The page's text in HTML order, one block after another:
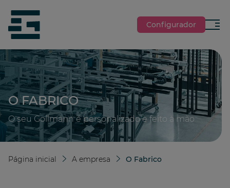
siteLogo
Configurador
Menu
O FABRICO
O seu Gollmann é personalizado e feito à mão
Página inicial A empresa O Fabrico